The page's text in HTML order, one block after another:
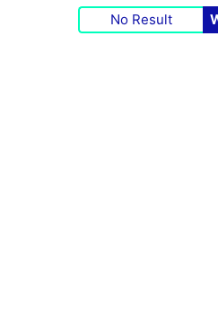
No Result